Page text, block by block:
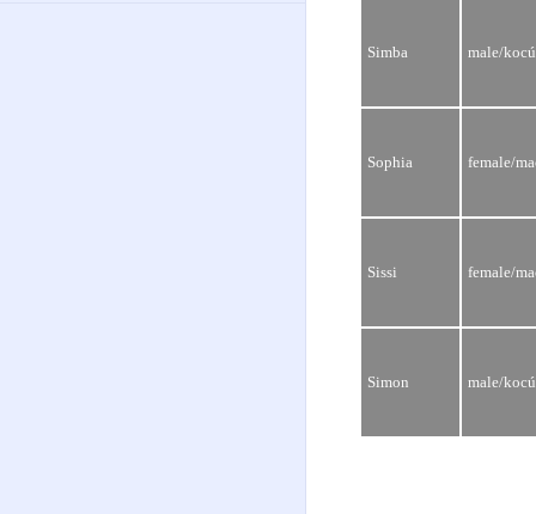
Simba male/
Sophia female/
Sissi female/
Simon male/